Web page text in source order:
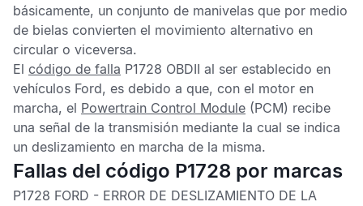
básicamente, un conjunto de manivelas que por medio
de bielas convierten el movimiento alternativo en
circular o viceversa.
El código de falla P1728 OBDII al ser establecido en
vehículos Ford, es debido a que, con el motor en
marcha, el Powertrain Control Module (PCM) recibe
una señal de la transmisión mediante la cual se indica
un deslizamiento en marcha de la misma.
Fallas del código P1728 por marcas
P1728 FORD - ERROR DE DESLIZAMIENTO DE LA